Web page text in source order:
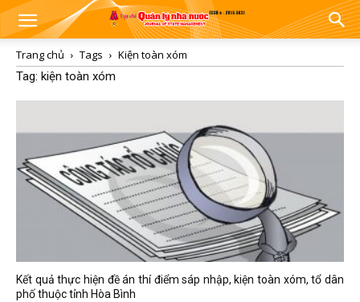
Trang chủ Tags
Kiện toàn xóm
Tag: kiện toàn xóm
Kết quả thực hiện đề án thí điểm sáp nhập, kiện toàn xóm, tổ dân
phố thuộc tỉnh Hòa Bình